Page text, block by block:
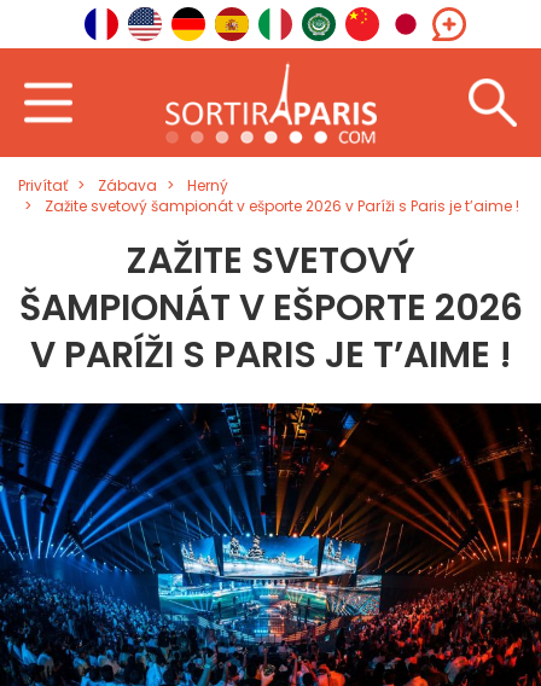
Privítať Zábava
Herný
Zažite svetový šampionát v ešporte 2026 v Paríži s Paris je t’aime !
ZAŽITE SVETOVÝ
ŠAMPIONÁT V EŠPORTE 2026
V PARÍŽI S PARIS JE T’AIME !